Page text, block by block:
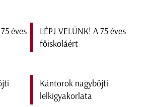
LÉPJ VELÜNK! A 75 éves
főiskoláért
Kántorok nagyböjti
lelkigyakorlata